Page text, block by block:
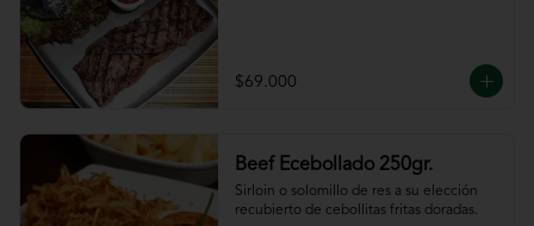
$69.000
Beef Ecebollado 250gr.
Sirloin o solomillo de res a su elección
recubierto de cebollitas fritas doradas.